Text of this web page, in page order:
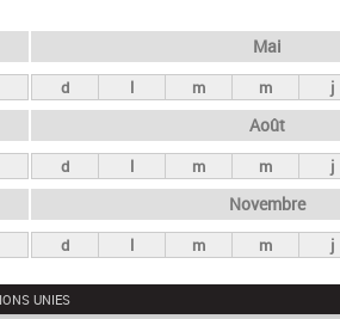
Mai
d l m m j
Août
d l m m j
Novembre
d l m m j
UNIES